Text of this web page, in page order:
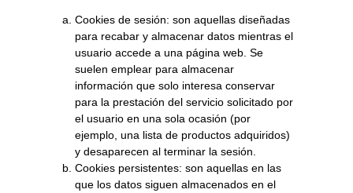
Cookies de sesión: son aquellas diseñadas
para recabar y almacenar datos mientras el
usuario accede a una página web. Se
suelen emplear para almacenar
información que solo interesa conservar
para la prestación del servicio solicitado por
el usuario en una sola ocasión (por
ejemplo, una lista de productos adquiridos)
y desaparecen al terminar la sesión.
Cookies persistentes: son aquellas en las
que los datos siguen almacenados en el